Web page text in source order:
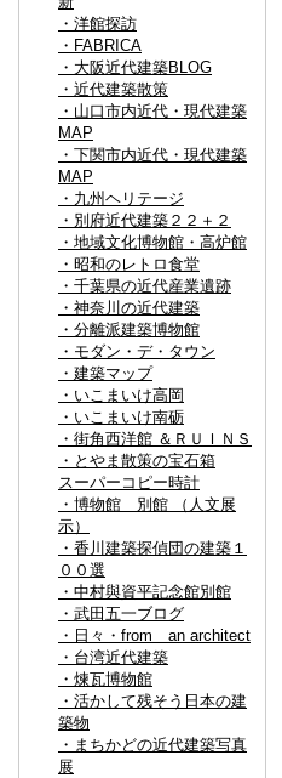
・洋館探訪
・FABRICA
・大阪近代建築BLOG
・近代建築散策
・山口市内近代・現代建築
MAP
・下関市内近代・現代建築
MAP
・九州ヘリテージ
・別府近代建築２２＋２
・地域文化博物館・高炉館
・昭和のレトロ食堂
・千葉県の近代産業遺跡
・神奈川の近代建築
・分離派建築博物館
・モダン・デ・タウン
・建築マップ
・いこまいけ高岡
・いこまいけ南砺
・街角西洋館 ＆ＲＵＩＮＳ
・とやま散策の宝石箱
スーパーコピー時計
・博物館 別館 （人文展
示）
・香川建築探偵団の建築１
００選
・中村與資平記念館別館
・武田五一ブログ
・日々・from an architect
・台湾近代建築
・煉瓦博物館
・活かして残そう日本の建
築物
・まちかどの近代建築写真
展